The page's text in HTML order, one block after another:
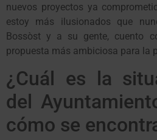
nuevos proyectos ya
estoy más ilusionados que
Bossòst y a su gente, cuento
propuesta más ambiciosa para la
¿Cuál es la
del
cómo se